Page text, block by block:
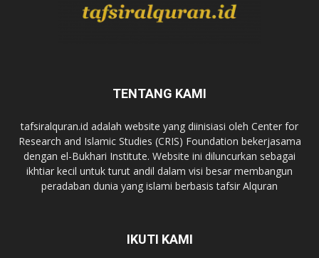
TENTANG KAMI
tafsiralquran.id adalah website yang diinisiasi oleh Center for
Research and Islamic Studies (CRIS) Foundation bekerjasama
dengan el-Bukhari Institute. Website ini diluncurkan sebagai
ikhtiar kecil untuk turut andil dalam visi besar membangun
peradaban dunia yang islami berbasis tafsir Alquran
IKUTI KAMI